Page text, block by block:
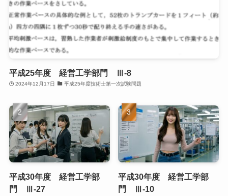
平成25年度 経営工学部門 Ⅲ-8
2024年12月17日 平成25年度技術士第一次試験問題
平成30年度 経営工学部
門 Ⅲ-27
平成30年度 経営工学部
門 Ⅲ-10